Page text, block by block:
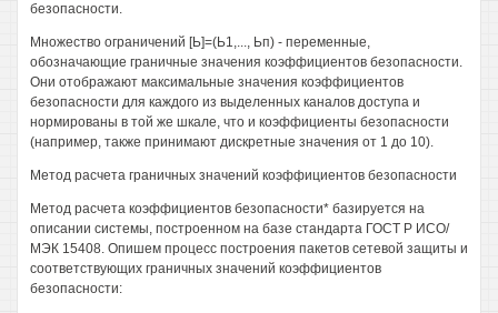
безопасности.
Множество ограничений [Ь]=(Ь1,..., Ьп) - переменные,
обозначающие граничные значения коэффициентов безопасности.
Они отображают максимальные значения коэффициентов
безопасности для каждого из выделенных каналов доступа и
нормированы в той же шкале, что и коэффициенты безопасности
(например, также принимают дискретные значения от 1 до 10).
Метод расчета граничных значений коэффициентов безопасности
Метод расчета коэффициентов безопасности* базируется на
описании системы, построенном на базе стандарта ГОСТ Р ИСО/
МЭК 15408. Опишем процесс построения пакетов сетевой защиты и
соответствующих граничных значений коэффициентов
безопасности: